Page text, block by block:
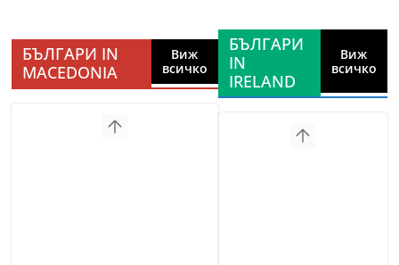
БЪЛГАРИ IN
MACEDONIA
Виж
всичко
БЪЛГАРИ
IN
IRELAND
Виж
всичко